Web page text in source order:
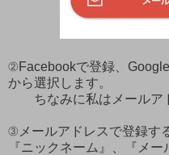
②Facebookで登録、
から選択します。
ちなみに私はメールアド
③メールアドレスで登録す
『ニックネーム』、『メ